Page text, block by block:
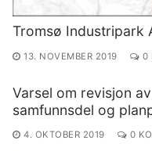
Tromsø Industripark
13. NOVEMBER 2019 0
Varsel om revisjon
samfunnsdel og
4. OKTOBER 2019 0